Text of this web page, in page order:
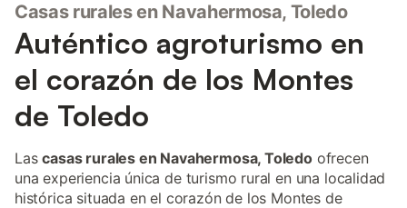
Casas rurales en Navahermosa, Toledo
Auténtico agroturismo en
el corazón de los Montes
de Toledo
Lascasas rurales en Navahermosa, Toledoofrecen
una experiencia única de turismo rural en una localidad
histórica situada en el corazón de los Montes de